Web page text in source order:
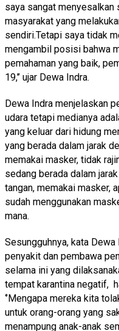
saya sangat menyesalkan
masyarakat yang
sendiri.Tetapi saya tidak
mengambil posisi bahwa
pemahaman yang baik,
19,’’ ujar Dewa Indra.
Dewa Indra menjelaskan
udara tetapi medianya
yang keluar dari hidung
yang berada dalam jarak
memakai masker, tidak
sedang berada dalam
tangan, memakai masker,
sudah menggunakan
mana.
Sesungguhnya, kata
penyakit dan pembawa
selama ini yang
tempat karantina negatif,
‘’Mengapa mereka kita
untuk orang-orang yang
menampung anak-anak